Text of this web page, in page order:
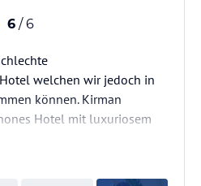
6 / 6
welchen wir jedoch in
können. Kirman
Hotel mit luxuriosem
WOW Effekt. Sehr schöne,
Zimmer, saubere